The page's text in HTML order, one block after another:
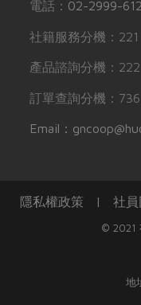
電話： 02-2999-
社籍服務分機：221
產品諮詢分機：222
訂單查詢分機：
Email：
隱私權政策 | 社
© 2021
地